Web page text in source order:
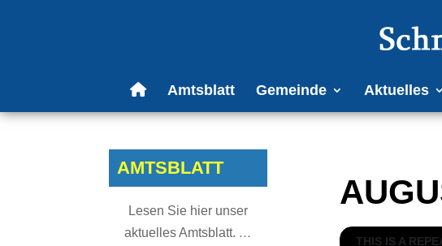
Amtsblatt Gemeinde Aktuelles
THIS IS A
AMTSBLATT
Lesen Sie hier unser
aktuelles Amtsblatt. …